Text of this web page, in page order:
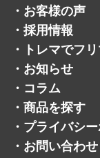
・ お客様の声
・ 採用情報
・
トレマでフ
・ お知らせ
・ コラム
・ 商品を探す
・ プライバシ
・ お問い合わせ